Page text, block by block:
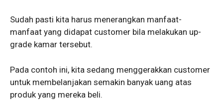
Sudah pasti kita harus menerangkan manfaat-
manfaat yang didapat customer bila melakukan up-
grade kamar tersebut.
Pada contoh ini, kita sedang menggerakkan customer
untuk membelanjakan semakin banyak uang atas
produk yang mereka beli.